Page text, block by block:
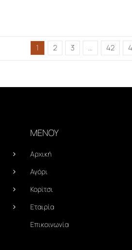
1 2 3 … 42
ΜΕΝΟΥ
Αρχική
Αγόρι
Κορίτσι
Εταιρία
Επικοινωνία